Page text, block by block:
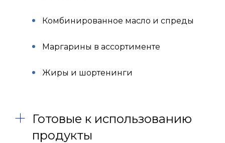
Комбинированное масло и спреды
Маргарины в ассортименте
Жиры и шортенинги
Готовые к использованию
продукты